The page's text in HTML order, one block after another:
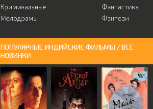
Криминальные
Мелодрамы
Фантастика
Фэнтези
ПОПУЛЯРНЫЕ ИНДИЙСКИЕ ФИЛЬМЫ / ВСЕ
НОВИНКИ